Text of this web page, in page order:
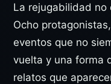
La rejugabilidad no
Ocho
eventos que no
vuelta y una forma
relatos que